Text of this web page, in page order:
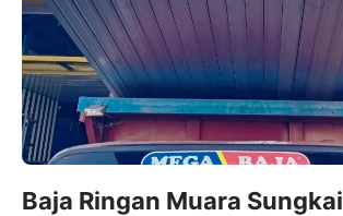
Baja Ringan Muara Sungkai